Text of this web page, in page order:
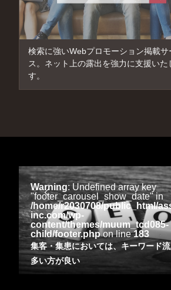
検索に強いWebプロモーション掲載サ
ス。ネット上の露出を強力に支援いた
す。
Warning: Undefined array key
"footer_carousel_show_date" in
/home/r2030708/public_html/
inc.com/wp-
content/themes/muum_tcd085-
child/footer.phpon line183
集客・集患においては、キーワード
多い方が良い